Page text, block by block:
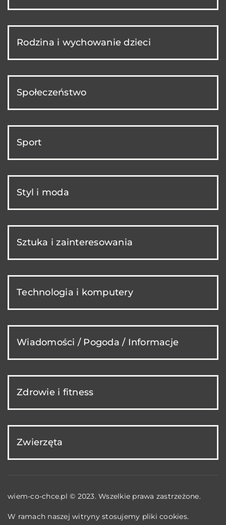
Rodzina i wychowanie dzieci
Społeczeństwo
Sport
Styl i moda
Sztuka i zainteresowania
Technologia i komputery
Wiadomości / Pogoda / Informacje
Zdrowie i fitness
Zwierzęta
wiem-co-chce.pl © 2023. Wszelkie prawa zastrzeżone.
W ramach naszej witryny stosujemy pliki cookies.